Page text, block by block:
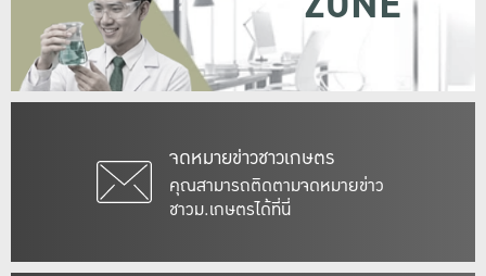
จดหมายข่าวชาวเกษตร
คุณสามารถติดตามจดหมายข่าว
ชาวม.เกษตรได้ที่นี่